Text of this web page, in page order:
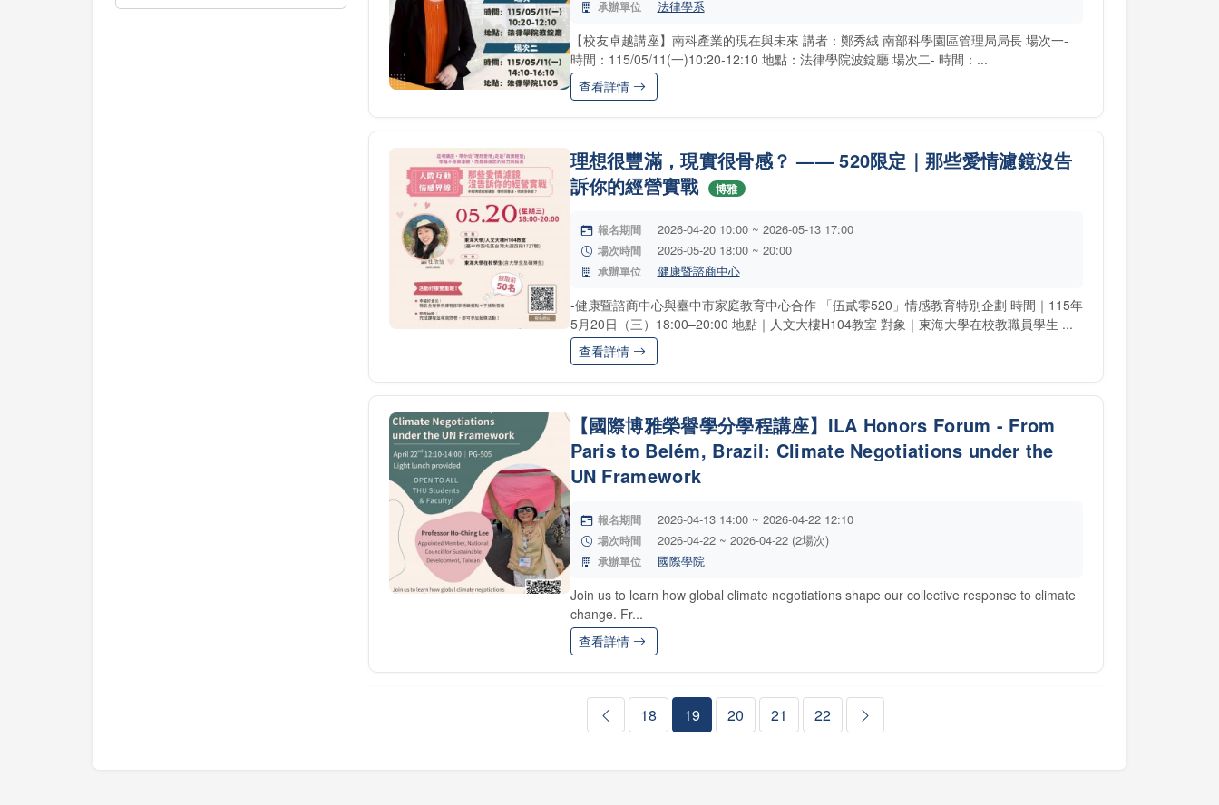
承辦單位 法律學系
【校友卓越講座】南科產業的現在與未來 講者：鄭秀絨 南部科學園區管理局局長 場次一-
時間：115/05/11(一)10:20-12:10 地點：法律學院波錠廳 場次二- 時間：...
查看詳情
理想很豐滿，現實很骨感？ —— 520限定｜那些愛情濾鏡沒告
訴你的經營實戰
博雅
報名期間 2026-04-20 10:00 ~ 2026-05-13 17:00
場次時間 2026-05-20 18:00 ~ 20:00
承辦單位 健康暨諮商中心
-健康暨諮商中心與臺中市家庭教育中心合作 「伍貳零520」情感教育特別企劃 時間｜115年
5月20日（三）18:00–20:00 地點｜人文大樓H104教室 對象｜東海大學在校教職員學生 ...
查看詳情
【國際博雅榮譽學分學程講座】ILA Honors Forum - From
Paris to Belém, Brazil: Climate Negotiations under the
UN Framework
報名期間 2026-04-13 14:00 ~ 2026-04-22 12:10
場次時間 2026-04-22 ~ 2026-04-22 (2場次)
承辦單位 國際學院
Join us to learn how global climate negotiations shape our collective response to climate
change. Fr...
查看詳情
18 19 20 21 22